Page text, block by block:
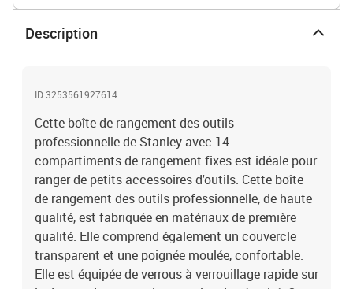
Description
ID 3253561927614
Cette boîte de rangement des outils
professionnelle de Stanley avec 14
compartiments de rangement fixes est idéale pour
ranger de petits accessoires d'outils. Cette boîte
de rangement des outils professionnelle, de haute
qualité, est fabriquée en matériaux de première
qualité. Elle comprend également un couvercle
transparent et une poignée moulée, confortable.
Elle est équipée de verrous à verrouillage rapide sur